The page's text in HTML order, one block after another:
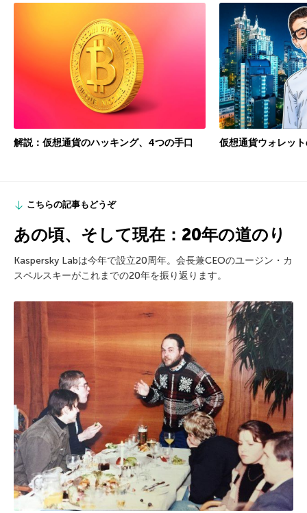
解説：仮想通貨のハッキング、4つの手口 仮想通貨ウォレッ
こちらの記事もどうぞ
あの頃、そして現在：20年の道のり
Kaspersky Labは今年で設立20周年。会長兼CEOのユージン・カ
スペルスキーがこれまでの20年を振り返ります。